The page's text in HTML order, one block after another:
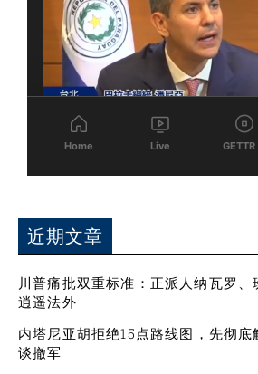
近期文章
川普痛批双重标准：正派人纳瓦罗
逍遥法外
内塔尼亚胡拒绝15点路线图，先彻
谈撤军